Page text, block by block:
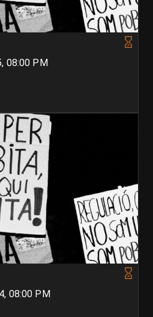
08:00 PM
08:00 PM